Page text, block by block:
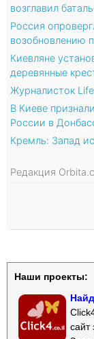
возглавил
Россия
возобновлению
Киевляне
деревянные
Журналисток
В Киеве
России в
Кремль: Запад
Редакция
Наши проекты:
сайт